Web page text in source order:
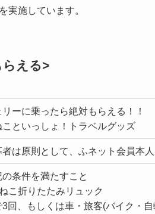
実施しています。
える>
リーに乗ったら絶対もらえる！！
こといっしょ！トラベルグッズ
者は原則として、ふネット会員本人
の条件を満たすこと
こ折りたたみリュック
3回、もしくは車・旅客(バイク・